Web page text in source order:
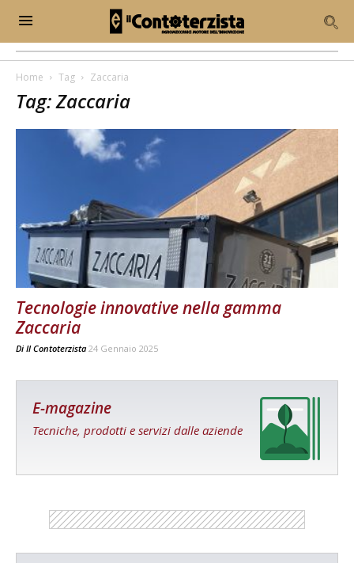
Home Tag Zaccaria
Tag: Zaccaria
Tecnologie innovative nella gamma
Zaccaria
Di Il Contoterzista 24 Gennaio 2025
E-magazine
Tecniche, prodotti e servizi dalle aziende